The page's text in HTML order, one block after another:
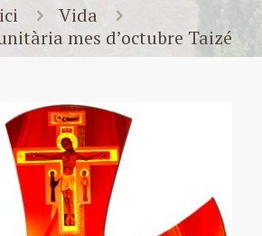
Vida
mes d’octubre Taizé